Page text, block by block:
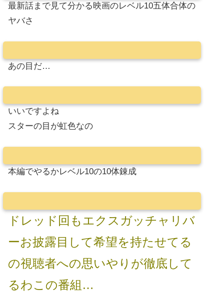
最新話まで見て分かる映画のレベル10五体合体の
ヤバさ
あの目だ…
いいですよね
スターの目が虹色なの
本編でやるかレベル10の10体錬成
ドレッド回もエクスガッチャリバ
ーお披露目して希望を持たせてる
の視聴者への思いやりが徹底して
るわこの番組…